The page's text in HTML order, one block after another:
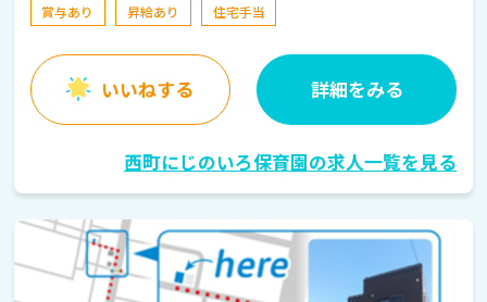
賞与あり
昇給あり 住宅手当
いいねする 詳細をみる
西町にじのいろ保育園の求人一覧を見る